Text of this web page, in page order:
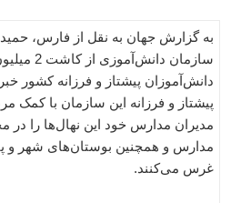
به گزارش جهان به نقل از فارس،
سازمان
دانش‌آموزان پیشتاز و فرزانه کشور
پیشتاز و فرزانه این سازمان با کمک
مدیران مدارس خود این نهال‌ها را در
مدارس و همچنین بوستان‌های شهر و
غرس می‌کنند.